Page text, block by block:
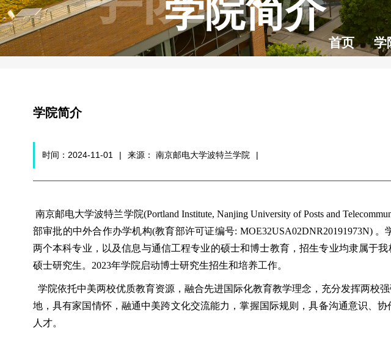
学院简介
首页 学
学院简介
时间：2024-11-01 | 来源： 南京邮电大学波特兰学院 |
南京邮电大学波特兰学院(Portland Institute, Nanjing University of Posts and
部审批的中外合作办学机构(教育部许可证编号: MOE32USA02DNR20191973N)
两个本科专业，以及信息与通信工程专业的硕士和博士教育，招生专业均隶属于
硕士研究生。2023年学院启动博士研究生招生和培养工作。
学院依托中美两校优质教育资源，融合先进国际化教育教学理念，充分发挥两校
地，具有家国情怀，融通中美跨文化交流能力，掌握国际规则，具备沟通意识、
人才。